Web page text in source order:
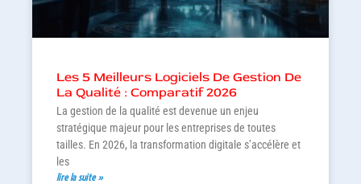
Les 5 Meilleurs Logiciels De Gestion De
La Qualité : Comparatif 2026
La gestion de la qualité est devenue un enjeu
stratégique majeur pour les entreprises de toutes
tailles. En 2026, la transformation digitale s’accélère et
les
lire la suite »